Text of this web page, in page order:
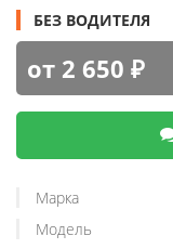
БЕЗ ВОДИТЕЛЯ
от 2 650 ₽
Марка
Модель